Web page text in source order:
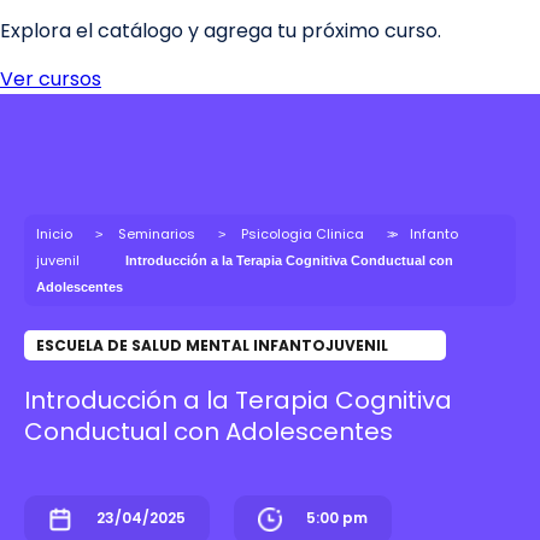
Inicio Seminarios Psicologia Clinica
Infanto
juvenil
Introducción a la Terapia Cognitiva Conductual con
Adolescentes
ESCUELA DE SALUD MENTAL INFANTOJUVENIL
Introducción a la Terapia Cognitiva
Conductual con Adolescentes
23/04/2025 5:00 pm